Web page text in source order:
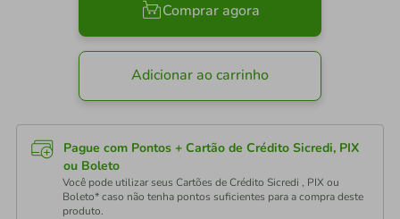
Comprar agora
Adicionar ao carrinho
Pague com Pontos + Cartão de Crédito Sicredi, PIX
ou Boleto
Você pode utilizar seus Cartões de Crédito Sicredi , PIX ou
Boleto* caso não tenha pontos suficientes para a compra deste
produto.